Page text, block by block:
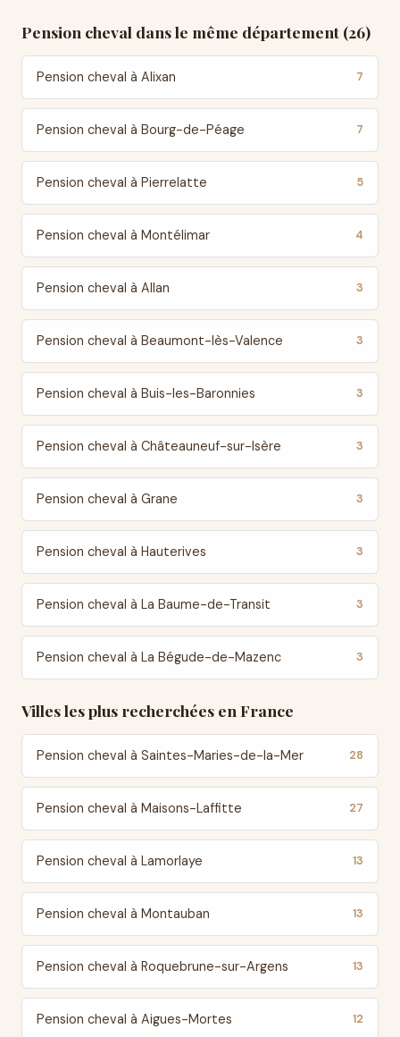
Pension cheval dans le même département (26)
Pension cheval à Alixan 7
Pension cheval à Bourg-de-Péage 7
Pension cheval à Pierrelatte 5
Pension cheval à Montélimar 4
Pension cheval à Allan 3
Pension cheval à Beaumont-lès-Valence 3
Pension cheval à Buis-les-Baronnies 3
Pension cheval à Châteauneuf-sur-Isère 3
Pension cheval à Grane 3
Pension cheval à Hauterives 3
Pension cheval à La Baume-de-Transit 3
Pension cheval à La Bégude-de-Mazenc 3
Villes les plus recherchées en France
Pension cheval à Saintes-Maries-de-la-Mer 28
Pension cheval à Maisons-Laffitte 27
Pension cheval à Lamorlaye 13
Pension cheval à Montauban 13
Pension cheval à Roquebrune-sur-Argens 13
Pension cheval à Aigues-Mortes 12